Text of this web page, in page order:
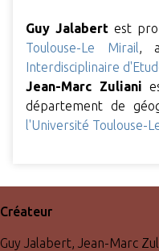
Guy Jalabert est
Toulouse-Le Mirail,
Interdisciplinaire
Jean-Marc Zuliani
département de
l'Université Toulouse-
Créateur
Guy Jalabert, Jean-Marc